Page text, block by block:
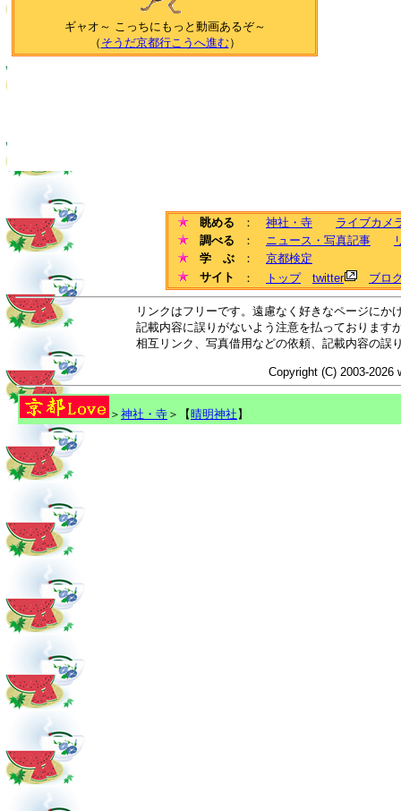
ギャオ～ こっちにもっと動画あるぞ～
（ そうだ京都行こうへ進む）
眺める ： 神社・寺
ライブカメ
調べる
： ニュース・写真記事
学 ぶ
： 京都検定
サイト
： トップ twitter ブロ
リンクはフリーです。遠慮なく好きなページに
記載内容に誤りがないよう注意を払っております
相互リンク、写真借用などの依頼、記載内容の誤
Copyright (C) 2003-2026
＞ 神社・寺 ＞【晴明神社 】